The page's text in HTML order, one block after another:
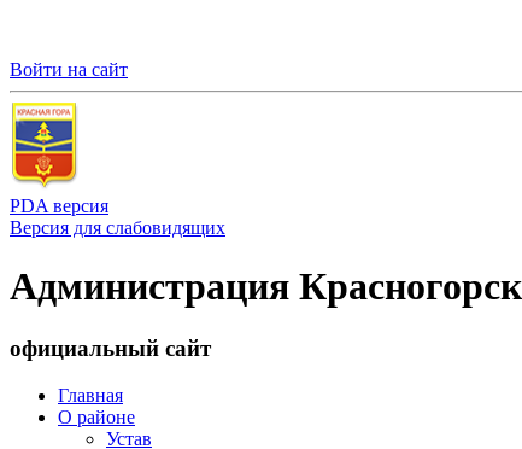
Войти на сайт
PDA версия
Версия для слабовидящих
Администрация
официальный сайт
Главная
О районе
Устав